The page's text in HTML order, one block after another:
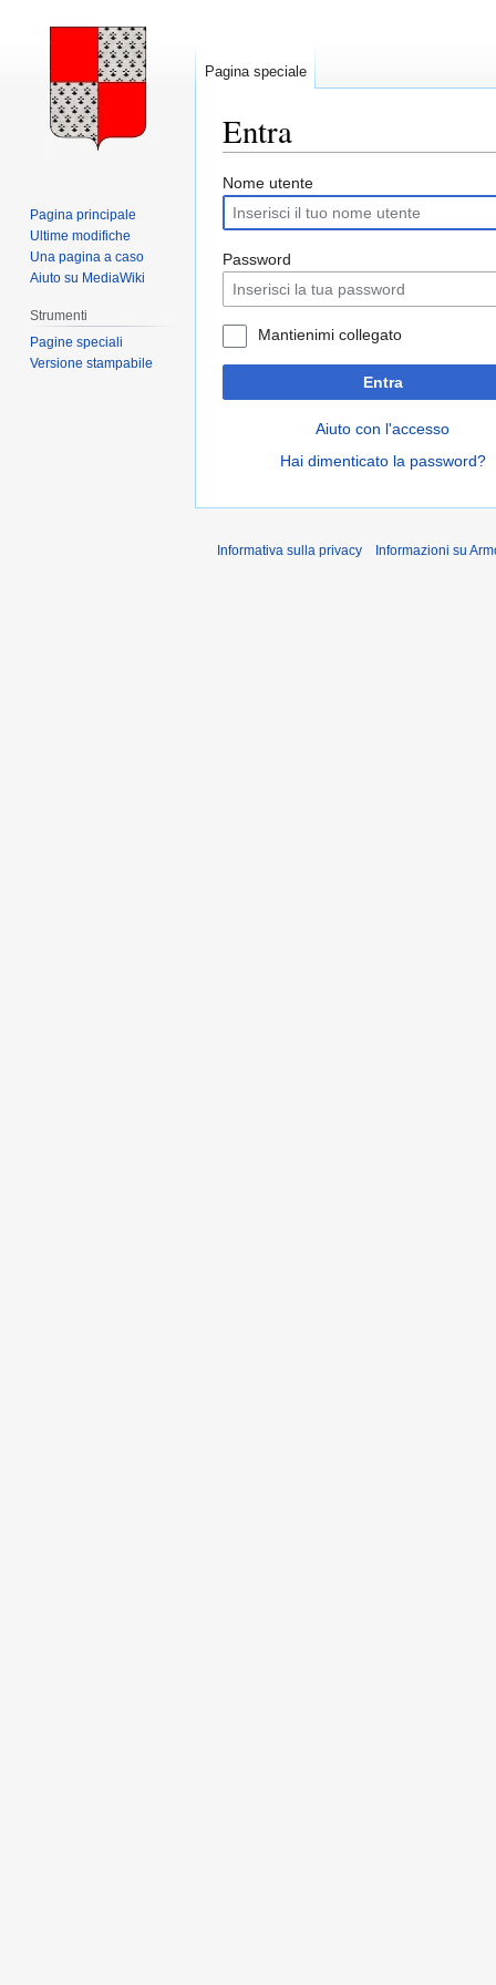
Entra
Vai
alla
navigazione
Vai
alla
ricerca
Nome utente
Password
Mantienimi collegato
Entra
Aiuto con l'accesso
Hai dimenticato la password?
Pagina speciale
Pagina principale
Ultime modifiche
Una pagina a caso
Aiuto su MediaWiki
Strumenti
Pagine speciali
Versione stampabile
Informativa sulla privacy Informazioni su